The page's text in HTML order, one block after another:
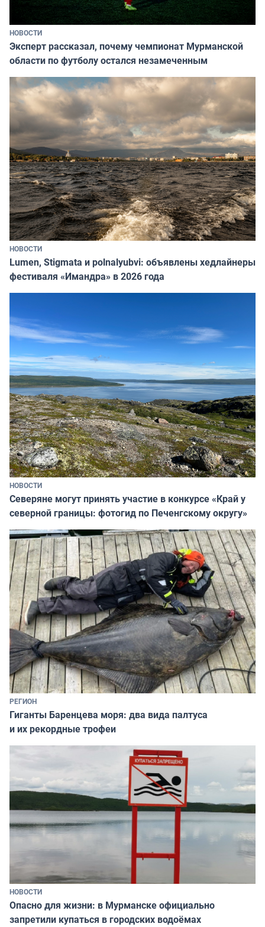
НОВОСТИ
Эксперт рассказал, почему чемпионат Мурманской
области по футболу остался незамеченным
НОВОСТИ
Lumen, Stigmata и polnalyubvi: объявлены хедлайнеры
фестиваля «Имандра» в 2026 года
НОВОСТИ
Северяне могут принять участие в конкурсе «Край у
северной границы: фотогид по Печенгскому округу»
РЕГИОН
Гиганты Баренцева моря: два вида палтуса
и их рекордные трофеи
НОВОСТИ
Опасно для жизни: в Мурманске официально
запретили купаться в городских водоёмах